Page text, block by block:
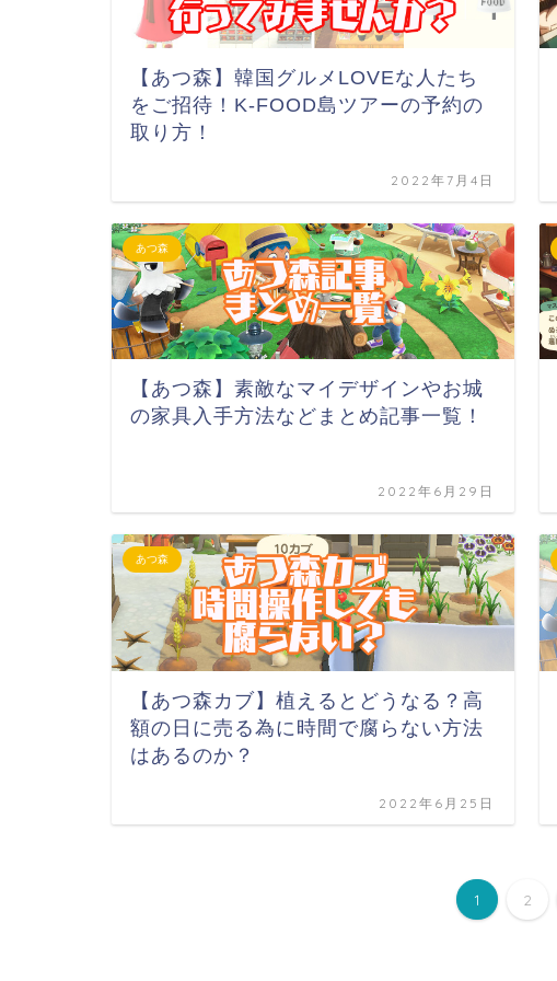
【あつ森】韓国グルメLOVEな人たち
をご招待！K-FOOD島ツアーの予約の
取り方！
2022年7月4日
あつ森
【あつ森】素敵なマイデザインやお城
の家具入手方法などまとめ記事一覧！
2022年6月29日
あつ森
【あつ森カブ】植えるとどうなる？高
額の日に売る為に時間で腐らない方法
はあるのか？
2022年6月25日
1 2